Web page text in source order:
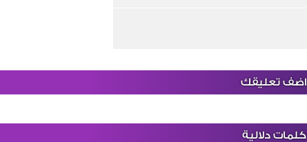
اضف تعليقك
كلمات دلالية